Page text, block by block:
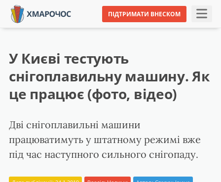
ПІДТРИМАТИ ВНЕСКОМ
У Києві тестують
снігоплавильну машину. Як
це працює (фото, відео)
Дві снігоплавильні машини
працюватимуть у штатному режимі вже
під час наступного сильного снігопаду.